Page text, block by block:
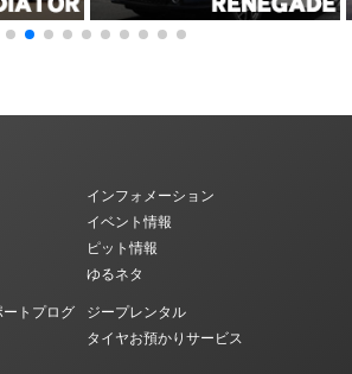
インフォメーション
イベント情報
ピット情報
ゆるネタ
ートプログ
ジープレンタル
タイヤお預かりサービス